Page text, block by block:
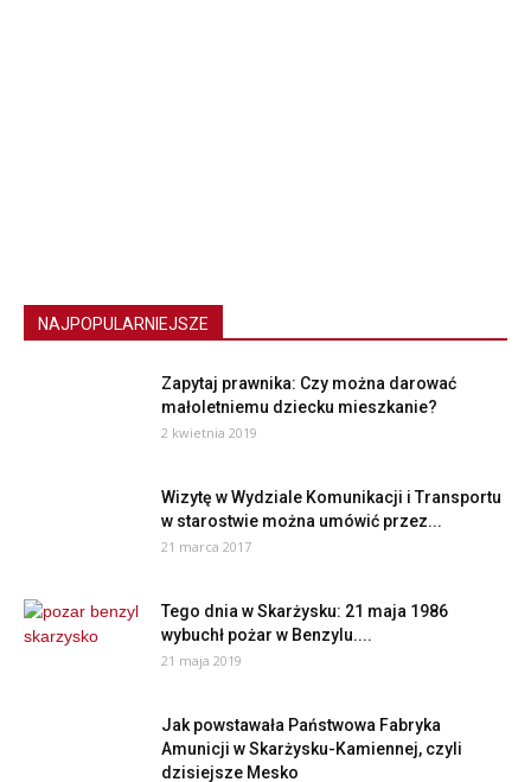
NAJPOPULARNIEJSZE
Zapytaj prawnika: Czy można darować
małoletniemu dziecku mieszkanie?
2 kwietnia 2019
Wizytę w Wydziale Komunikacji i Transportu
w starostwie można umówić przez...
21 marca 2017
Tego dnia w Skarżysku: 21 maja 1986
wybuchł pożar w Benzylu....
21 maja 2019
Jak powstawała Państwowa Fabryka
Amunicji w Skarżysku-Kamiennej, czyli
dzisiejsze Mesko